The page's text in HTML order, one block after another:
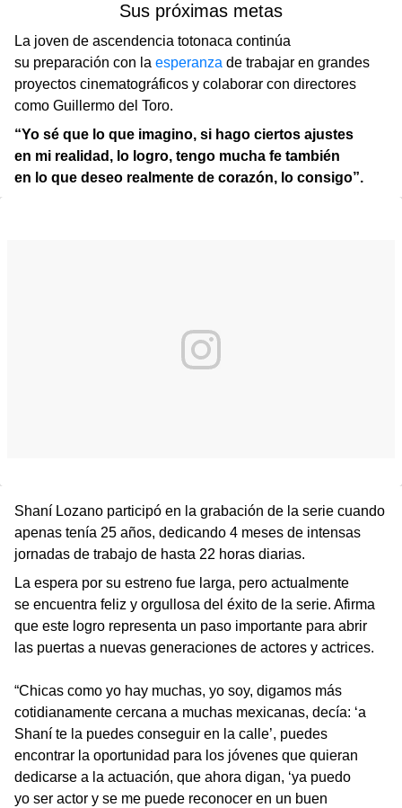
Sus próximas metas
La joven de ascendencia totonaca continúa
su preparación con la esperanza de trabajar en grandes
proyectos cinematográficos y colaborar con directores
como Guillermo del Toro.
“Yo sé que lo que imagino, si hago ciertos ajustes
en mi realidad, lo logro, tengo mucha fe también
en lo que deseo realmente de corazón, lo consigo”.
Shaní Lozano participó en la grabación de la serie cuando
apenas tenía 25 años, dedicando 4 meses de intensas
jornadas de trabajo de hasta 22 horas diarias.
La espera por su estreno fue larga, pero actualmente
se encuentra feliz y orgullosa del éxito de la serie. Afirma
que este logro representa un paso importante para abrir
las puertas a nuevas generaciones de actores y actrices.
“Chicas como yo hay muchas, yo soy, digamos más
cotidianamente cercana a muchas mexicanas, decía: ‘a
Shaní te la puedes conseguir en la calle’, puedes
encontrar la oportunidad para los jóvenes que quieran
dedicarse a la actuación, que ahora digan, ‘ya puedo
yo ser actor y se me puede reconocer en un buen